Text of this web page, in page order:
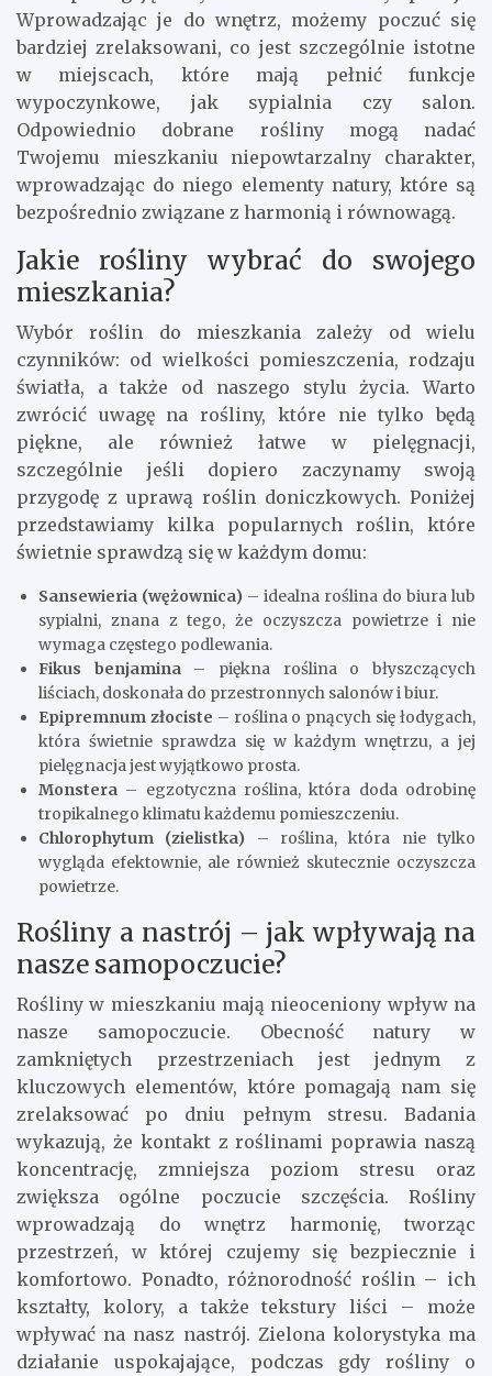
Wprowadzając je do wnętrz, możemy poczuć się
bardziej zrelaksowani, co jest szczególnie istotne
w miejscach, które mają pełnić funkcje
wypoczynkowe, jak sypialnia czy salon.
Odpowiednio dobrane rośliny mogą nadać
Twojemu mieszkaniu niepowtarzalny charakter,
wprowadzając do niego elementy natury, które są
bezpośrednio związane z harmonią i równowagą.
Jakie rośliny wybrać do swojego
mieszkania?
Wybór roślin do mieszkania zależy od wielu
czynników: od wielkości pomieszczenia, rodzaju
światła, a także od naszego stylu życia. Warto
zwrócić uwagę na rośliny, które nie tylko będą
piękne, ale również łatwe w pielęgnacji,
szczególnie jeśli dopiero zaczynamy swoją
przygodę z uprawą roślin doniczkowych. Poniżej
przedstawiamy kilka popularnych roślin, które
świetnie sprawdzą się w każdym domu:
Sansewieria (wężownica) – idealna roślina do biura lub
sypialni, znana z tego, że oczyszcza powietrze i nie
wymaga częstego podlewania.
Fikus benjamina– piękna roślina o błyszczących
liściach, doskonała do przestronnych salonów i biur.
Epipremnum złociste – roślina o pnących się łodygach,
która świetnie sprawdza się w każdym wnętrzu, a jej
pielęgnacja jest wyjątkowo prosta.
Monstera – egzotyczna roślina, która doda odrobinę
tropikalnego klimatu każdemu pomieszczeniu.
Chlorophytum (zielistka) – roślina, która nie tylko
wygląda efektownie, ale również skutecznie oczyszcza
powietrze.
Rośliny a nastrój – jak wpływają na
nasze samopoczucie?
Rośliny w mieszkaniu mają nieoceniony wpływ na
nasze samopoczucie. Obecność natury w
zamkniętych przestrzeniach jest jednym z
kluczowych elementów, które pomagają nam się
zrelaksować po dniu pełnym stresu. Badania
wykazują, że kontakt z roślinami poprawia naszą
koncentrację, zmniejsza poziom stresu oraz
zwiększa ogólne poczucie szczęścia. Rośliny
wprowadzają do wnętrz harmonię, tworząc
przestrzeń, w której czujemy się bezpiecznie i
komfortowo. Ponadto, różnorodność roślin – ich
kształty, kolory, a także tekstury liści – może
wpływać na nasz nastrój. Zielona kolorystyka ma
działanie uspokajające, podczas gdy rośliny o